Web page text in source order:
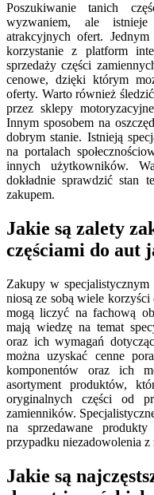
Poszukiwanie tanich
wyzwaniem, ale
atrakcyjnych ofert.
korzystanie z platform
sprzedaży części
cenowe, dzięki którym
oferty. Warto również
przez sklepy
Innym sposobem na
dobrym stanie. Istnieją
na portalach
innych użytkowników.
dokładnie sprawdzić stan
zakupem.
Jakie są zalety
częściami do aut
Zakupy w
niosą ze sobą wiele
mogą liczyć na fachową
mają wiedzę na temat
oraz ich wymagań
można uzyskać cenne
komponentów oraz ich
asortyment produktów,
oryginalnych części od
zamienników.
na sprzedawane
przypadku niezadowolenia z
Jakie są